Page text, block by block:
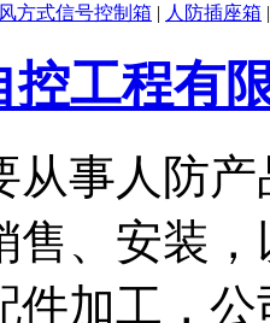
方式信号控制箱 | 人防插座箱
从事人防
售、安装
件加工，